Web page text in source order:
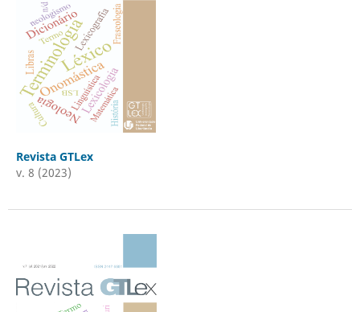
Revista GTLex
v. 8 (2023)